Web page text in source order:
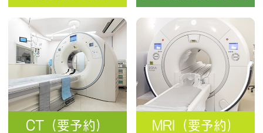
CT（要予約） MRI（要予約）